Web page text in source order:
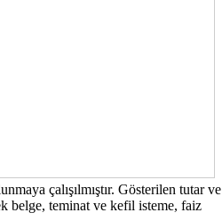
çalışılmıştır. Gösterilen tutar ve
belge, teminat ve kefil isteme, faiz